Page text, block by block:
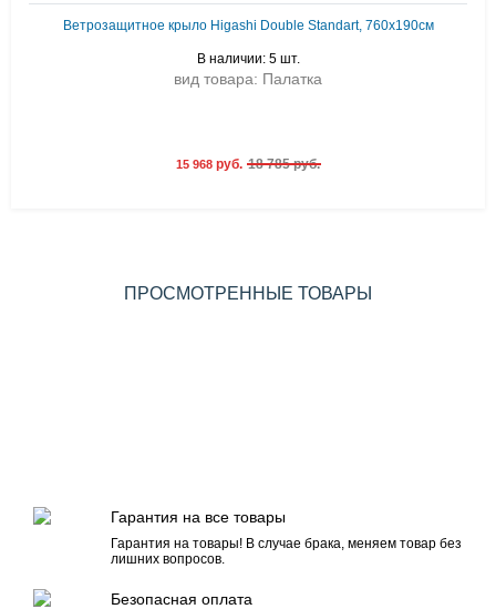
Ветрозащитное крыло Higashi Double Standart, 760х190см
В наличии: 5 шт.
вид товара: Палатка
15 968 руб. 18 785 руб.
ПРОСМОТРЕННЫЕ ТОВАРЫ
Гарантия на все товары
Гарантия на товары! В случае брака, меняем товар без
лишних вопросов.
Безопасная оплата